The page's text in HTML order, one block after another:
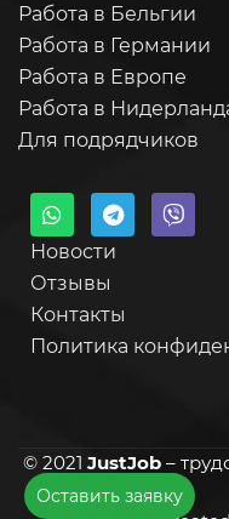
Работа в Бельгии
Работа в Германии
Работа в Европе
Работа в
Для подрядчиков
Новости
Отзывы
Контакты
Политика
© 2021 JustJob –
Оставить заявку